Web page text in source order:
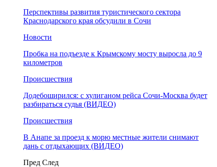
Перспективы развития туристического сектора
Краснодарского края обсудили в Сочи
Новости
Пробка на подъезде к Крымскому мосту выросла до 9
километров
Происшествия
Додебоширился: с хулиганом рейса Сочи-Москва будет
разбираться судья (ВИДЕО)
Происшествия
В Анапе за проезд к морю местные жители снимают
дань с отдыхающих (ВИДЕО)
Пред След